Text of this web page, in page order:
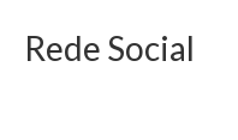
Rede Social